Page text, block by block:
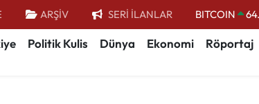
ARŞİV SERİ İLANLAR BITCOIN
Politik Kulis Dünya Ekonomi Röportaj